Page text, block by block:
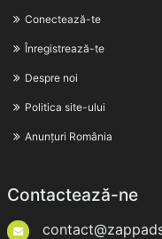
Conectează-te
Înregistrează-te
Despre noi
Politica site-ului
Anunțuri România
Contactează-ne